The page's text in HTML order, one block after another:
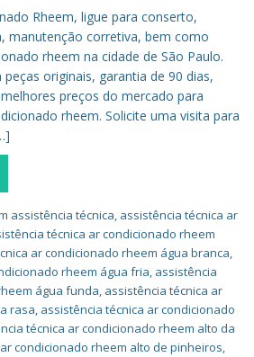
Rheem, ligue para conserto,
manutenção corretiva, bem como
rheem na cidade de São Paulo.
originais, garantia de 90 dias,
preços do mercado para
rheem. Solicite uma visita para
assistência técnica, assistência técnica ar
técnica ar condicionado rheem
ar condicionado rheem água branca,
rheem água fria, assistência
água funda, assistência técnica ar
rasa, assistência técnica ar condicionado
técnica ar condicionado rheem alto da
condicionado rheem alto de pinheiros,